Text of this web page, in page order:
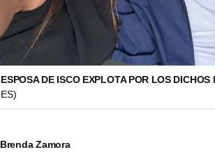
ESPOSA DE ISCO EXPLOTA POR LOS
ES)
Brenda Zamora